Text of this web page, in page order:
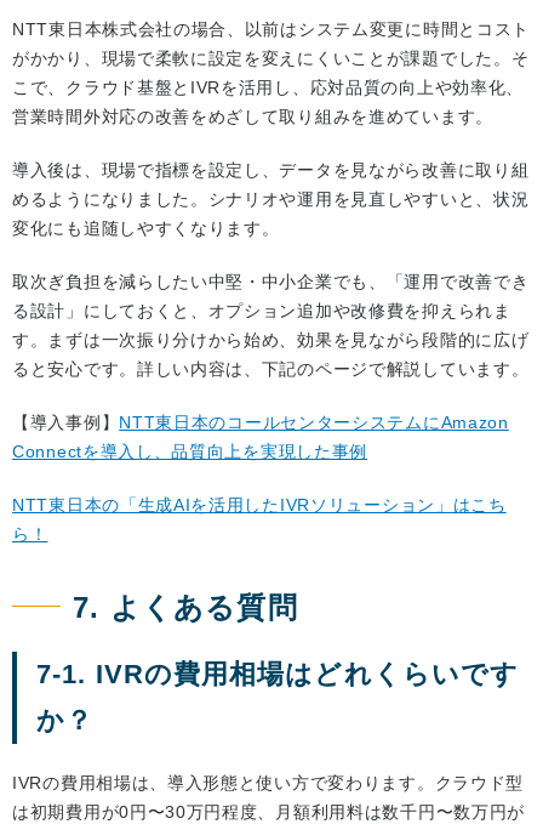
NTT東日本株式会社の場合、以前はシステム変更に時間とコスト
がかかり、現場で柔軟に設定を変えにくいことが課題でした。そ
こで、クラウド基盤とIVRを活用し、応対品質の向上や効率化、
営業時間外対応の改善をめざして取り組みを進めています。
導入後は、現場で指標を設定し、データを見ながら改善に取り組
めるようになりました。シナリオや運用を見直しやすいと、状況
変化にも追随しやすくなります。
取次ぎ負担を減らしたい中堅・中小企業でも、「運用で改善でき
る設計」にしておくと、オプション追加や改修費を抑えられま
す。まずは一次振り分けから始め、効果を見ながら段階的に広げ
ると安心です。詳しい内容は、下記のページで解説しています。
【導入事例】 NTT東日本のコールセンターシステムにAmazon
Connectを導入し、品質向上を実現した事例
NTT東日本の「生成AIを活用したIVRソリューション」はこち
ら！
7. よくある質問
7-1. IVRの費用相場はどれくらいです
か？
IVRの費用相場は、導入形態と使い方で変わります。クラウド型
は初期費用が0円〜30万円程度、月額利用料は数千円〜数万円が